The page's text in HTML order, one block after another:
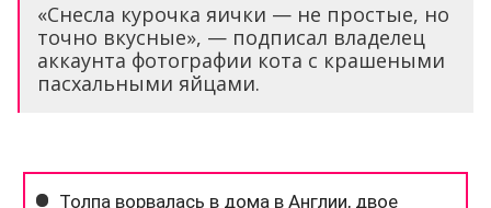
«Снесла курочка яички — не простые, но
точно вкусные», — подписал владелец
аккаунта фотографии кота с крашеными
пасхальными яйцами.